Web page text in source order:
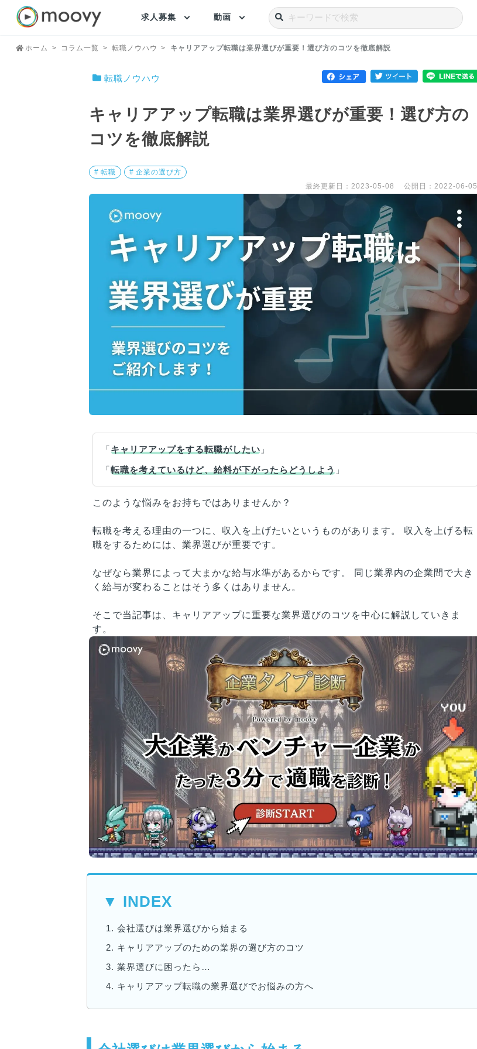
求人募集 動画
ホーム コラム一覧 転職ノウハウ キャリアアップ転職は業界選びが重要！選び方のコツを徹底解説
転職ノウハウ
キャリアアップ転職は業界選びが重要！選び方の
コツを徹底解説
# 転職
# 企業の選び方
最終更新日：2023-05-08
公開日：2022-06-05
「キャリアアップをする転職がしたい 」
「転職を考えているけど、給料が下がったらどうしよう 」
このような悩みをお持ちではありませんか？
転職を考える理由の一つに、収入を上げたいというものがあります。 収入を上げる転
職をするためには、業界選びが重要です。
なぜなら業界によって大まかな給与水準があるからです。 同じ業界内の企業間で大き
く給与が変わることはそう多くはありません。
そこで当記事は、キャリアアップに重要な業界選びのコツを中心に解説していきま
す。
▼ INDEX
1. 会社選びは業界選びから始まる
2. キャリアアップのための業界の選び方のコツ
3. 業界選びに困ったら…
4. キャリアアップ転職の業界選びでお悩みの方へ